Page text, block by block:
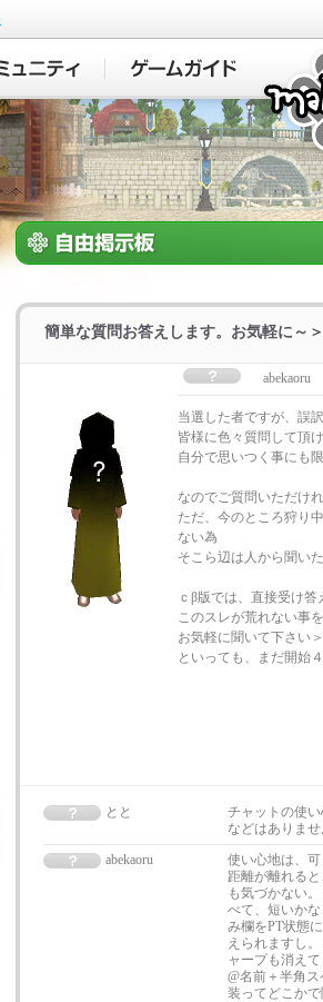
簡単な質問お答えします。お気軽に～
abekaoru
当選した者ですが、誤
皆様に色々質問して頂
自分で思いつく事にも
なのでご質問いただけ
ただ、今のところ狩り
ない為
そこら辺は人から聞い
ｃβ版では、直接受け答
このスレが荒れない事
お気軽に聞いて下さい
といっても、まだ開始
とと
チャットの使
などはありませ
abekaoru
使い心地は、
距離が離れる
も気づかない
べて、短いか
み欄をPT状態
えられますし
ャープも消え
@名前＋半角
装ってどこか